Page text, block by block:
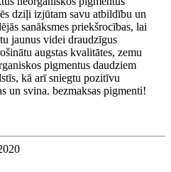
dziļi izjūtam savu atbildību un
sanāksmes priekšrocības, lai
jaunus videi draudzīgus
augstas kvalitātes, zemu
pigmentus daudziem
kā arī sniegtu pozitīvu
un svina. bezmaksas pigmenti!